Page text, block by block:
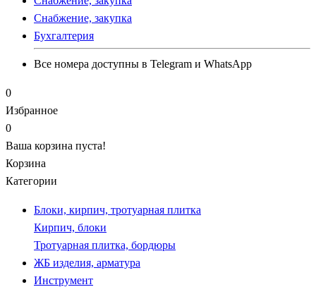
Cнабжение, закупка
Бухгалтерия
Все номера доступны в Telegram и WhatsApp
0
Избранное
0
Ваша корзина пуста!
Корзина
Категории
Блоки, кирпич, тротуарная плитка
Кирпич, блоки
Тротуарная плитка, бордюры
ЖБ изделия, арматура
Инструмент